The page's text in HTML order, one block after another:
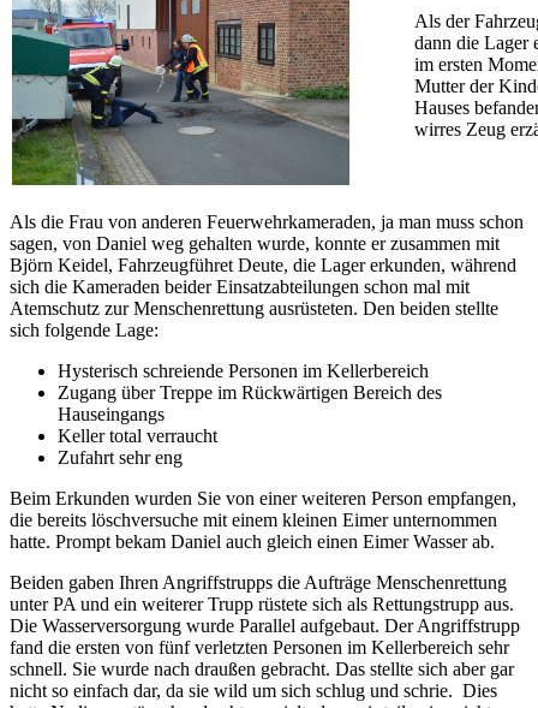
Als der
dann die Lager
im ersten
Mutter der
Hauses
wirres Zeug
Als die Frau von anderen Feuerwehrkameraden, ja man muss schon
sagen, von Daniel weg gehalten wurde, konnte er zusammen mit
Björn Keidel, Fahrzeugführet Deute, die Lager erkunden, während
sich die Kameraden beider Einsatzabteilungen schon mal mit
Atemschutz zur Menschenrettung ausrüsteten. Den beiden stellte
sich folgende Lage:
Hysterisch schreiende Personen im Kellerbereich
Zugang über Treppe im Rückwärtigen Bereich des
Hauseingangs
Keller total verraucht
Zufahrt sehr eng
Beim Erkunden wurden Sie von einer weiteren Person empfangen,
die bereits löschversuche mit einem kleinen Eimer unternommen
hatte. Prompt bekam Daniel auch gleich einen Eimer Wasser ab.
Beiden gaben Ihren Angriffstrupps die Aufträge Menschenrettung
unter PA und ein weiterer Trupp rüstete sich als Rettungstrupp aus.
Die Wasserversorgung wurde Parallel aufgebaut. Der Angriffstrupp
fand die ersten von fünf verletzten Personen im Kellerbereich sehr
schnell. Sie wurde nach draußen gebracht. Das stellte sich aber gar
nicht so einfach dar, da sie wild um sich schlug und schrie. Dies